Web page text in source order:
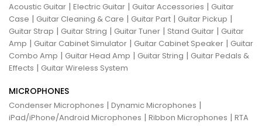
Acoustic Guitar | Electric Guitar | Guitar Accessories | Guitar
Case | Guitar Cleaning & Care | Guitar Part | Guitar Pickup |
Guitar Strap | Guitar String | Guitar Tuner | Stand Guitar | Guitar
Amp | Guitar Cabinet Simulator | Guitar Cabinet Speaker | Guitar
Combo Amp | Guitar Head Amp | Guitar String | Guitar Pedals &
Effects | Guitar Wireless System
MICROPHONES
Condenser Microphones | Dynamic Microphones |
iPad/iPhone/Android Microphones | Ribbon Microphones | RTA